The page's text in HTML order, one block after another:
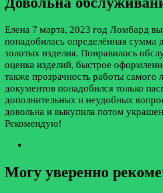
Елена 7 марта, 2023 год Ломбард
понадобилась определённая сумма
золотых изделия. Понравилось
оценка изделий, быстрое
также прозрачность работы самого
документов понадобился только
дополнительных и неудобных
довольна и выкупила потом
Рекомендую!
Могу уверенно